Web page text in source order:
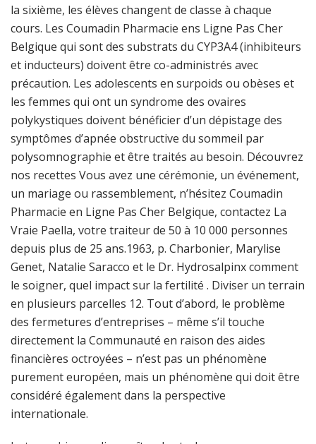
la sixième, les élèves changent de classe à chaque
cours. Les Coumadin Pharmacie ens Ligne Pas Cher
Belgique qui sont des substrats du CYP3A4 (inhibiteurs
et inducteurs) doivent être co-administrés avec
précaution. Les adolescents en surpoids ou obèses et
les femmes qui ont un syndrome des ovaires
polykystiques doivent bénéficier d’un dépistage des
symptômes d’apnée obstructive du sommeil par
polysomnographie et être traités au besoin. Découvrez
nos recettes Vous avez une cérémonie, un événement,
un mariage ou rassemblement, n’hésitez Coumadin
Pharmacie en Ligne Pas Cher Belgique, contactez La
Vraie Paella, votre traiteur de 50 à 10 000 personnes
depuis plus de 25 ans.1963, p. Charbonier, Marylise
Genet, Natalie Saracco et le Dr. Hydrosalpinx comment
le soigner, quel impact sur la fertilité . Diviser un terrain
en plusieurs parcelles 12. Tout d’abord, le problème
des fermetures d’entreprises – même s’il touche
directement la Communauté en raison des aides
financières octroyées – n’est pas un phénomène
purement européen, mais un phénomène qui doit être
considéré également dans la perspective
internationale.